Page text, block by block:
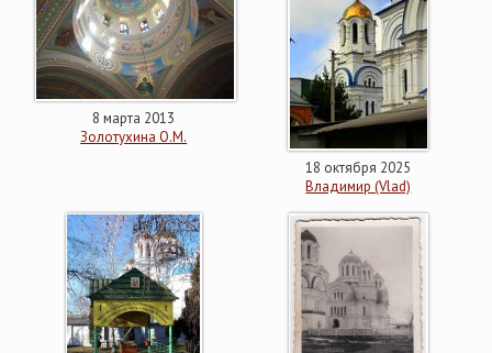
8 марта 2013
Золотухина О.М.
18 октября 2025
Владимир (Vlad)